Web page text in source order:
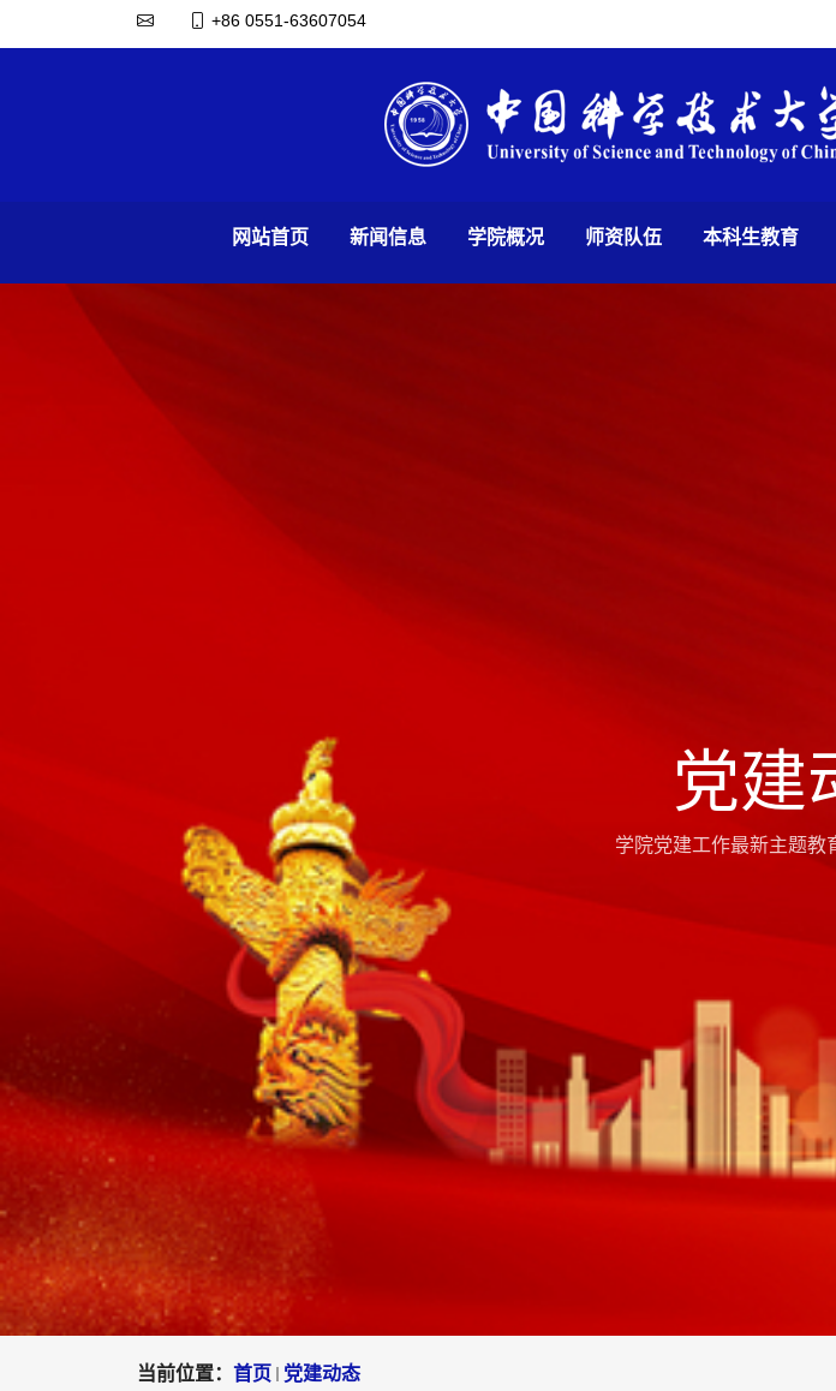
+86 0551-63607054
网站首页 新闻信息 学院概况 师资队伍 本科生教育
党建
学院党建工作最新主题教
当前位置： 首页 党建动态